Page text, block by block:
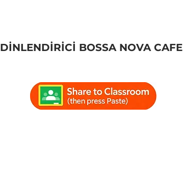
DİNLENDİRİCİ BOSSA NOVA CAFE